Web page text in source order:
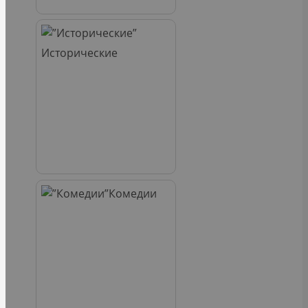
Исторические
Комедии